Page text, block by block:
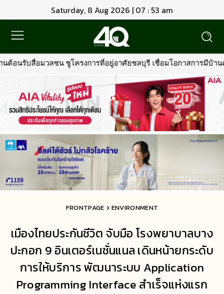
Saturday, 8 Aug 2026 | 07 : 53 am
การที่อยู่อาศัยชลบุรี เชื่อมโอกาสการมีบ้านคุณภาพ รองรับการเติบโ
FRONTPAGE ENVIRONMENT
เมืองไทยประกันชีวิต จับมือ โรงพยาบาลบาง
ปะกอก 9 อินเตอร์เนชั่นแนล เดินหน้ายกระดับ
การให้บริการ พัฒนาระบบ Application
Programming Interface สำเร็จแห่งแรก